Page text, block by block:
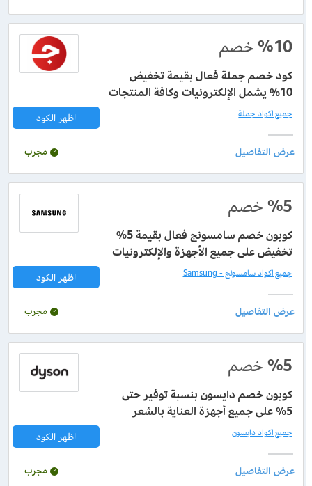
%10خصم
كود خصم جملة فعال بقيمة تخفيض
10% يشمل الإلكترونيات وكافة المنتجات
اظهر الكود جميع اكواد جملة
مجرب
%5خصم
كوبون خصم سامسونج فعال بقيمة 5%
تخفيض على جميع الأجهزة والإلكترونيات
اظهر الكود جميع اكواد سامسونج - Samsung
مجرب
%5خصم
كوبون خصم دايسون بنسبة توفير حتى
5% على جميع أجهزة العناية بالشعر
اظهر الكود جميع اكواد دايسون
مجرب